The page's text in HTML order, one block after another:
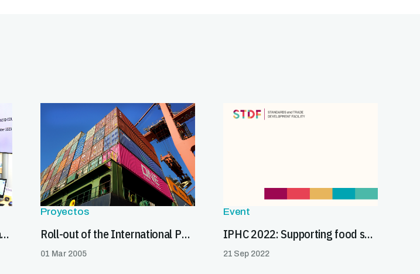
Advanced course on Sanitary and Phytosanitary Agreement begins in Geneva
Proyectos
Roll-out of the International Portal on food safety, animal and plant health
01 Mar 2005
Event
IPHC 2022: Supporting food security through international grain and seed trade and investment
21 Sep 2022